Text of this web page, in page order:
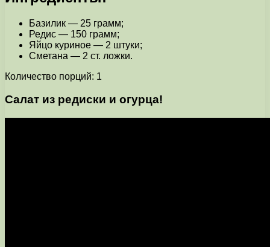
Базилик — 25 грамм;
Редис — 150 грамм;
Яйцо куриное — 2 штуки;
Сметана — 2 ст. ложки.
Количество порций: 1
Салат из редиски и огурца!